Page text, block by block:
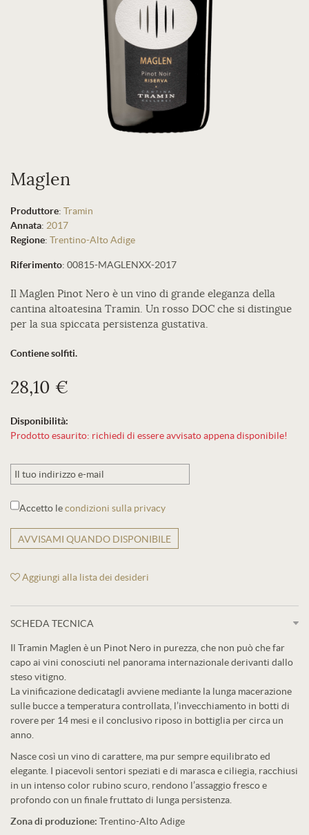
Maglen
Produttore: Tramin
Annata: 2017
Regione: Trentino-Alto Adige
Riferimento: 00815-MAGLENXX-2017
Il Maglen Pinot Nero è un vino di grande eleganza della
cantina altoatesina Tramin. Un rosso DOC che si distingue
per la sua spiccata persistenza gustativa.
Contiene solfiti.
28,10 €
Disponibilità:
Prodotto esaurito: richiedi di essere avvisato appena disponibile!
Accetto lecondizioni sulla privacy
AVVISAMI QUANDO DISPONIBILE
Aggiungi alla lista dei desideri
SCHEDA TECNICA
Il Tramin Maglen è un Pinot Nero in purezza, che non può che far
capo ai vini conosciuti nel panorama internazionale derivanti dallo
steso vitigno.
La vinificazione dedicatagli avviene mediante la lunga macerazione
sulle bucce a temperatura controllata, l’invecchiamento in botti di
rovere per 14 mesi e il conclusivo riposo in bottiglia per circa un
anno.
Nasce così un vino di carattere, ma pur sempre equilibrato ed
elegante. I piacevoli sentori speziati e di marasca e ciliegia, racchiusi
in un intenso color rubino scuro, rendono l’assaggio fresco e
profondo con un finale fruttato di lunga persistenza.
Zona di produzione: Trentino-Alto Adige